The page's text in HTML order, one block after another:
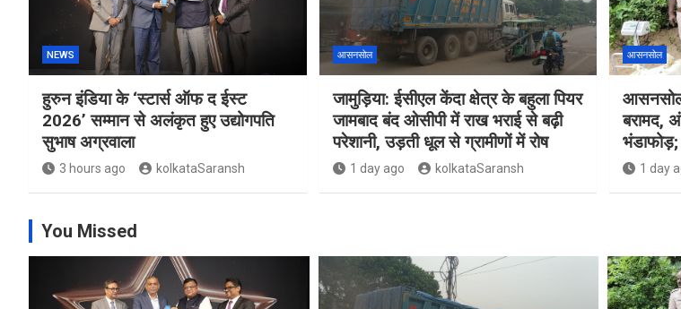
NEWS
हुरुन इंडिया के ‘स्टार्स ऑफ द ईस्ट
2026’ सम्मान से अलंकृत हुए उद्योगपति
सुभाष अग्रवाला
3 hours ago kolkataSaransh
आसनसोल
जामुड़िया: ईसीएल केंदा क्षेत्र के बहुला पियर
जामबाद बंद ओसीपी में राख भराई से बढ़ी
परेशानी, उड़ती धूल से ग्रामीणों में रोष
1 day ago kolkataSaransh
आसनसोल
बरामद,
भंडाफोड़;
1 day
You Missed